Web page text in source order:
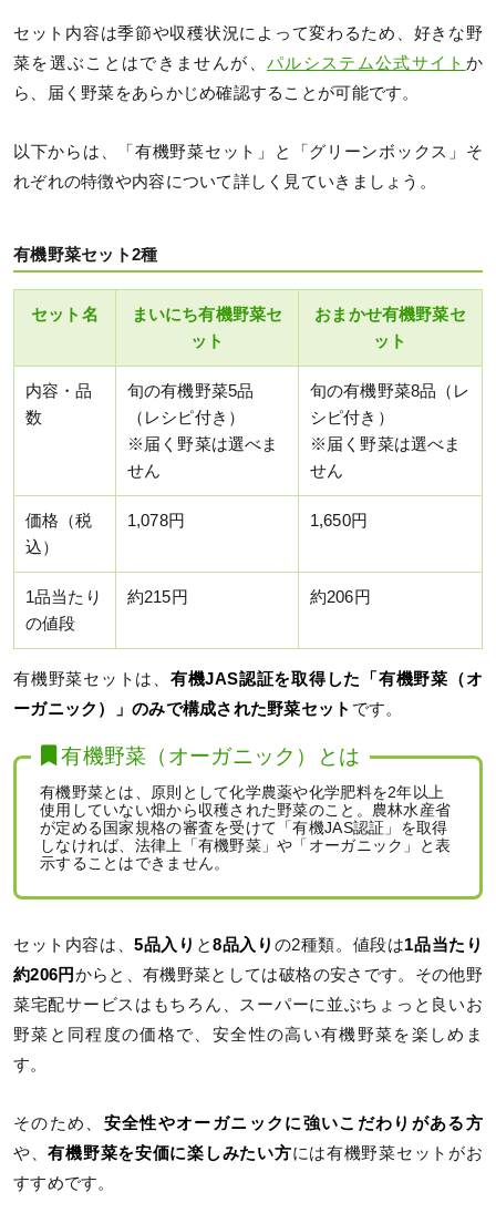
セット内容は季節や収穫状況によって変わるため、好きな野
菜を選ぶことはできませんが、 パルシステム公式サイト か
ら、届く野菜をあらかじめ確認することが可能です。
以下からは、「有機野菜セット」と「グリーンボックス」そ
れぞれの特徴や内容について詳しく見ていきましょう。
有機野菜セット2種
セット名
まいにち有機野菜セ
ット
おまかせ有機野菜セ
ット
内容・品
数
旬の有機野菜5品
（レシピ付き）
※届く野菜は選べま
せん
旬の有機野菜8品（レ
シピ付き）
※届く野菜は選べま
せん
価格（税
込）
1,078円 1,650円
1品当たり
の値段
約215円 約206円
有機野菜セットは、 有機JAS認証を取得した「有機野菜（オ
ーガニック）」のみで構成された野菜セット です。
有機野菜（オーガニック）とは
有機野菜とは、原則として化学農薬や化学肥料を2年以上
使用していない畑から収穫された野菜のこと。農林水産省
が定める国家規格の審査を受けて「有機JAS認証」を取得
しなければ、法律上「有機野菜」や「オーガニック」と表
示することはできません。
セット内容は、5品入り と8品入り の2種類。値段は1品当たり
約206円からと、有機野菜としては破格の安さです。その他野
菜宅配サービスはもちろん、スーパーに並ぶちょっと良いお
野菜と同程度の価格で、安全性の高い有機野菜を楽しめま
す。
そのため、 安全性やオーガニックに強いこだわりがある方
や、有機野菜を安価に楽しみたい方には有機野菜セットがお
すすめです。